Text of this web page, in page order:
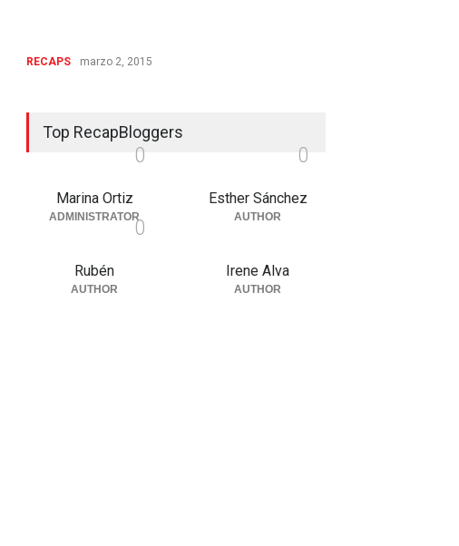
RECAPS marzo 2, 2015
Top RecapBloggers
0
Marina Ortiz
ADMINISTRATOR
0
Esther Sánchez
AUTHOR
0
Rubén
AUTHOR
Irene Alva
AUTHOR